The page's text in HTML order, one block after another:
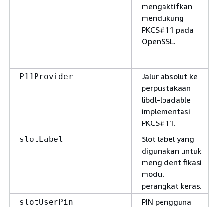
mengaktifkan
mendukung
PKCS#11 pada
OpenSSL.
P11Provider
Jalur absolut ke
perpustakaan
libdl-loadable
implementasi
PKCS#11.
slotLabel
Slot label yang
digunakan untuk
mengidentifikasi
modul
perangkat keras.
slotUserPin
PIN pengguna